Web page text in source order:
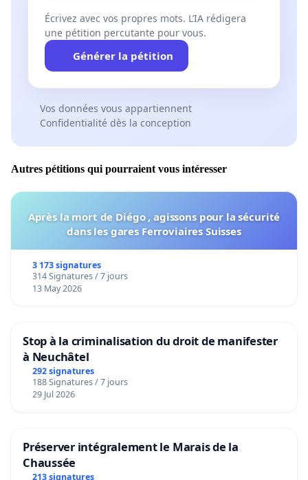
Écrivez avec vos propres mots. L’IA rédigera
une pétition percutante pour vous.
Générer la pétition
Vos données vous appartiennent
Confidentialité dès la conception
Autres pétitions qui pourraient vous intéresser
Après la mort de Diégo , agissons pour la sécurité
dans les gares Ferroviaires Suisses
3 173 signatures
314 Signatures / 7 jours
13 May 2026
Stop à la criminalisation du droit de manifester
à Neuchâtel
292 signatures
188 Signatures / 7 jours
29 Jul 2026
Préserver intégralement le Marais de la
Chaussée
213 signatures